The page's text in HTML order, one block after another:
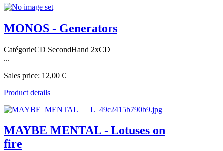
MONOS - Generators
CatégorieCD SecondHand 2xCD
...
Sales price: 12,00 €
Product details
MAYBE MENTAL - Lotuses on
fire